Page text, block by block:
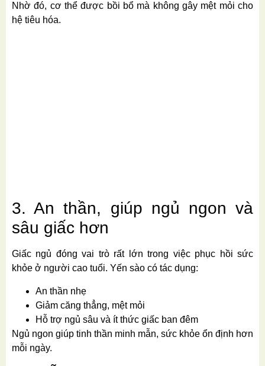
Nhờ đó, cơ thể được bồi bổ mà không gây mệt mỏi cho
hệ tiêu hóa.
3. An thần, giúp ngủ ngon và
sâu giấc hơn
Giấc ngủ đóng vai trò rất lớn trong việc phục hồi sức
khỏe ở người cao tuổi. Yến sào có tác dụng:
An thần nhẹ
Giảm căng thẳng, mệt mỏi
Hỗ trợ ngủ sâu và ít thức giấc ban đêm
Ngủ ngon giúp tinh thần minh mẫn, sức khỏe ổn định hơn
mỗi ngày.